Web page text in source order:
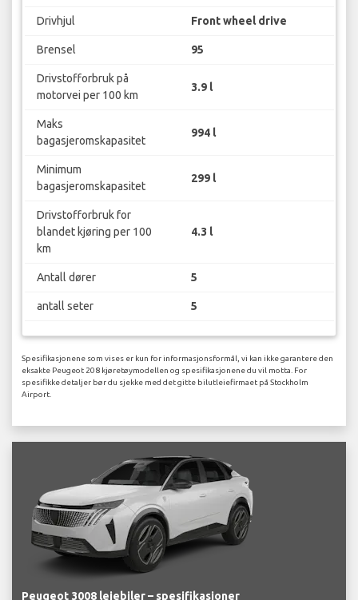
Drivhjul Front wheel drive
Brensel 95
Drivstofforbruk på
motorvei per 100 km
3.9 l
Maks
bagasjeromskapasitet
994 l
Minimum
bagasjeromskapasitet
299 l
Drivstofforbruk for
blandet kjøring per 100
km
4.3 l
Antall dører 5
antall seter 5
Spesifikasjonene som vises er kun for informasjonsformål, vi kan ikke garantere den
eksakte Peugeot 208 kjøretøymodellen og spesifikasjonene du vil motta. For
spesifikke detaljer bør du sjekke med det gitte bilutleiefirmaet på Stockholm
Airport.
Peugeot 3008 leiebiler – spesifikasjoner